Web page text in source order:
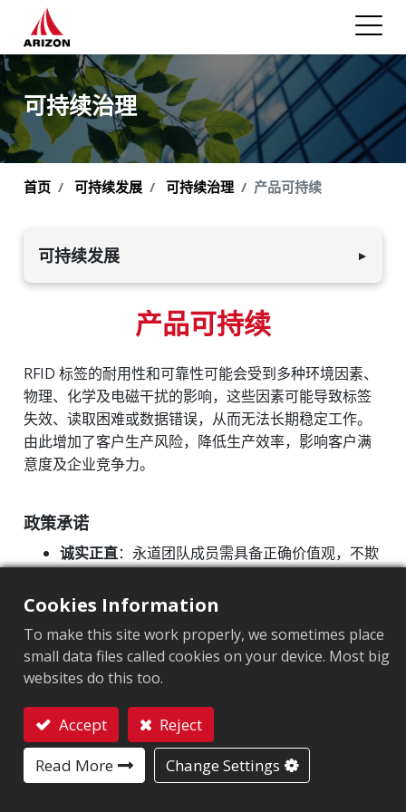
可持续治理
首页 可持续发展 可持续治理 产品可持续
可持续发展 ▼
可持续治理
ESG 组织
可持续发展推动计划
风险管理
信息安全管理
知识产权管理计划
供应链管理
产品可持续
高阶主管薪酬制度
个人信息保护与隐私管理政策
利益相关方
产品可持续
RFID 标签的耐用性和可靠性可能会受到多种环境因素、
物理、化学及电磁干扰的影响，这些因素可能导致标签
失效、读取困难或数据错误，从而无法长期稳定工作。
由此增加了客户生产风险，降低生产效率，影响客户满
意度及企业竞争力。
政策承诺
诚实正直：永道团队成员需具备正确价值观，不欺
信赖可靠
：以卓越品质、零缺陷、高可靠性及精准
交付建立产品信誉。
卓越创新：同步掌握最新技术能力，不断突破现
状，开创新模式，为客户创造价值。
严格执行产品开发及量产流程，确保所有产品通过
DV、EV、PV、FMP 流程，100%通过产品可靠性
测试，保障产品稳定性和可靠性。
Cookies Information
To make this site work properly, we sometimes place
small data files called cookies on your device. Most big
websites do this too.
Accept
Reject
Read More
Change Settings